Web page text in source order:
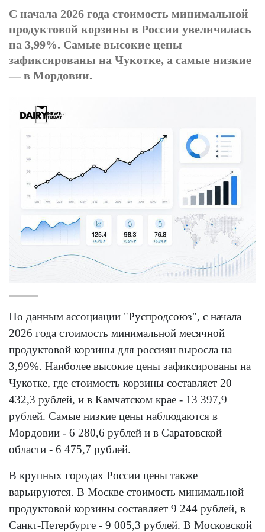
С начала 2026 года стоимость минимальной
продуктовой корзины в России увеличилась
на 3,99%. Самые высокие цены
зафиксированы на Чукотке, а самые низкие
— в Мордовии.
По данным ассоциации "Руспродсоюз", с начала
2026 года стоимость минимальной месячной
продуктовой корзины для россиян выросла на
3,99%. Наиболее высокие цены зафиксированы на
Чукотке, где стоимость корзины составляет 20
432,3 рублей, и в Камчатском крае - 13 397,9
рублей. Самые низкие цены наблюдаются в
Мордовии - 6 280,6 рублей и в Саратовской
области - 6 475,7 рублей.
В крупных городах России цены также
варьируются. В Москве стоимость минимальной
продуктовой корзины составляет 9 244 рублей, в
Санкт-Петербурге - 9 005,3 рублей. В Московской